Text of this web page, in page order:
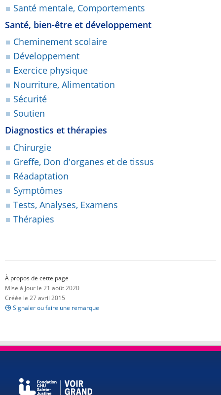
Santé mentale, Comportements
Santé, bien-être et développement
Cheminement scolaire
Développement
Exercice physique
Nourriture, Alimentation
Sécurité
Soutien
Diagnostics et thérapies
Chirurgie
Greffe, Don d'organes et de tissus
Réadaptation
Symptômes
Tests, Analyses, Examens
Thérapies
À propos de cette page
Mise à jour le 21 août 2020
Créée le 27 avril 2015
Signaler ou faire une remarque